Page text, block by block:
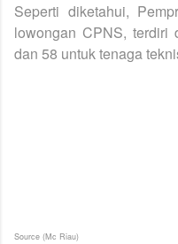
Seperti diketahui,
lowongan CPNS, terdiri
dan 58 untuk tenaga
Source (Mc Riau)